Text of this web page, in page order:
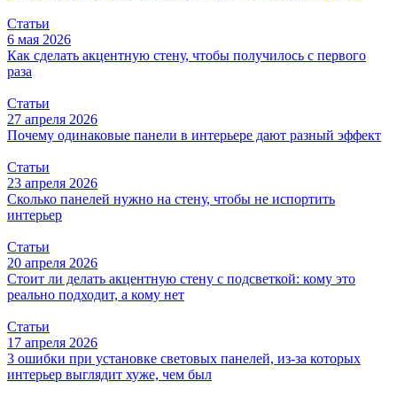
Статьи
6 мая 2026
Как сделать акцентную стену, чтобы получилось с первого
раза
Статьи
27 апреля 2026
Почему одинаковые панели в интерьере дают разный эффект
Статьи
23 апреля 2026
Сколько панелей нужно на стену, чтобы не испортить
интерьер
Статьи
20 апреля 2026
Стоит ли делать акцентную стену с подсветкой: кому это
реально подходит, а кому нет
Статьи
17 апреля 2026
3 ошибки при установке световых панелей, из-за которых
интерьер выглядит хуже, чем был